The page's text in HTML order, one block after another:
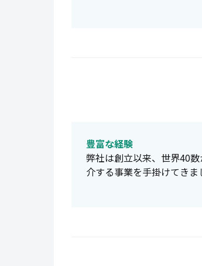
豊富な経験
弊社は創立以来、世界40
介する事業を手掛けてきま